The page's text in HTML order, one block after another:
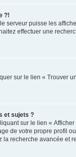
?!
serveur puisse les
effectuer une
sur le lien « Trouver
et sujets ?
sur le lien «
de votre propre profil
recherche avancée